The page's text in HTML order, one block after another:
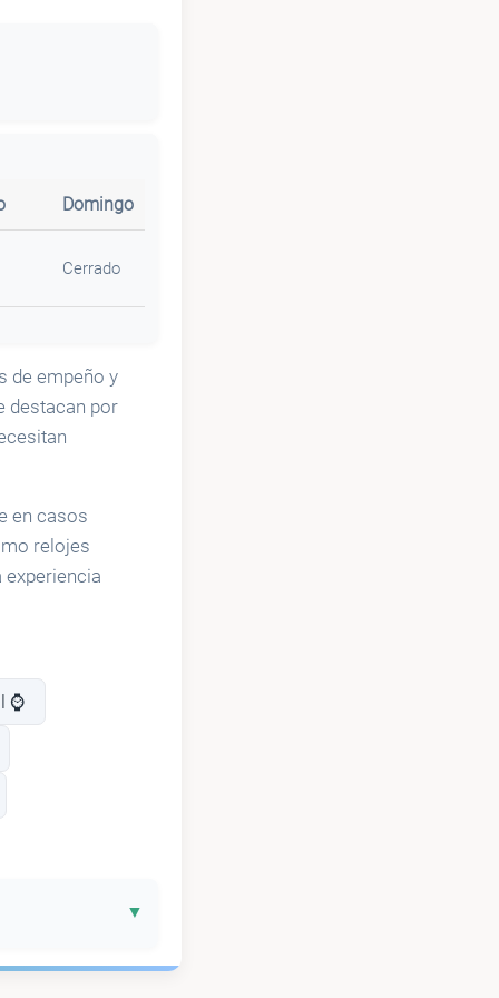
Domingo
Cerrado
de empeño y
destacan por
en casos
relojes
experiencia
⌚️